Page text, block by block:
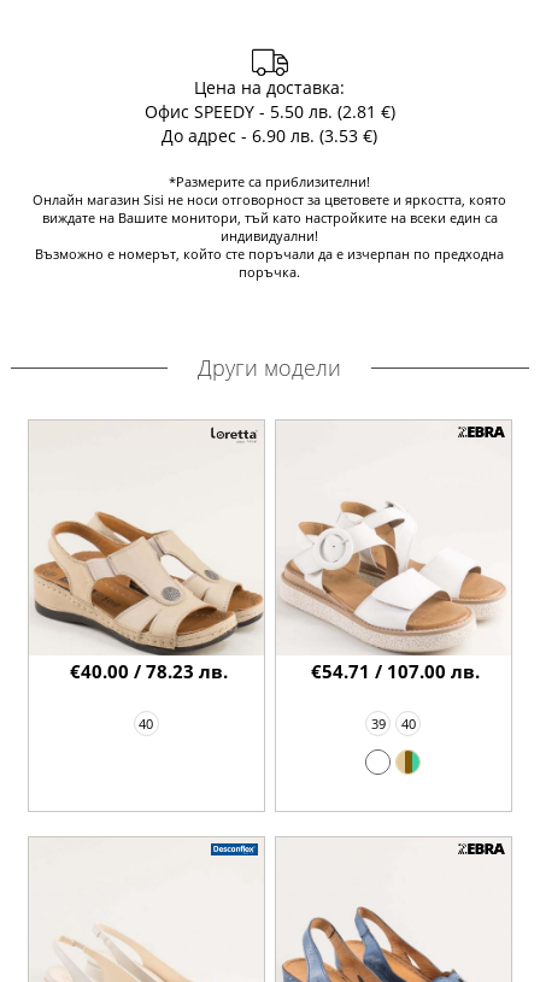
Цена на доставка:
Офис SPEEDY - 5.50 лв. (2.81 €)
До адрес - 6.90 лв. (3.53 €)
*Размерите са приблизителни!
Онлайн магазин Sisi не носи отговорност за цветовете и яркостта, която
виждате на Вашите монитори, тъй като настройките на всеки един са
индивидуални!
Възможно е номерът, който сте поръчали да е изчерпан по предходна
поръчка.
Други модели
40
€40.00 / 78.23 лв.
39 40
€54.71 / 107.00 лв.